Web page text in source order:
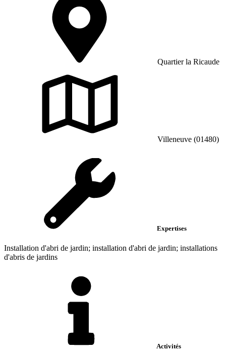
Quartier la Ricaude
Villeneuve (01480)
Expertises
Installation d'abri de jardin; installation d'abri de jardin; installations
d'abris de jardins
Activités